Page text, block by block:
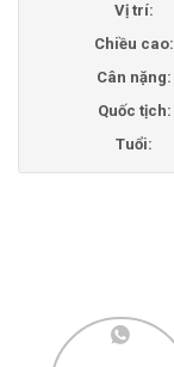
Vị trí:
Chiều cao:
Cân nặng:
Quốc tịch:
Tuổi: